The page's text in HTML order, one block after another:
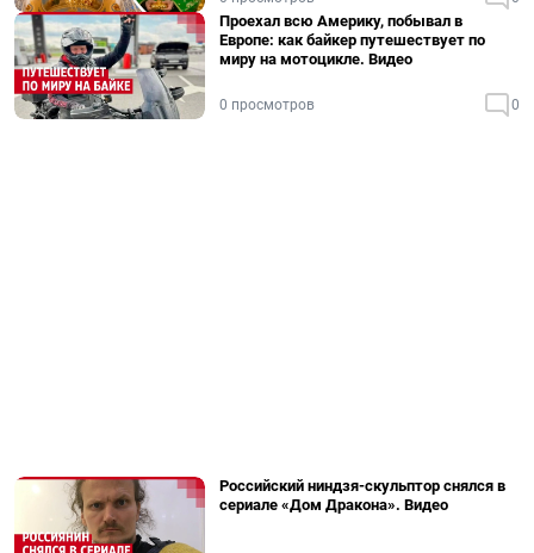
Проехал всю Америку, побывал в
Европе: как байкер путешествует по
миру на мотоцикле. Видео
0 просмотров 0
Российский ниндзя-скульптор снялся в
сериале «Дом Дракона». Видео